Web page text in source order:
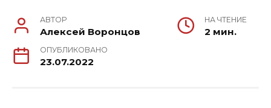
АВТОР
Алексей Воронцов
НА ЧТЕНИЕ
2 мин.
ОПУБЛИКОВАНО
23.07.2022